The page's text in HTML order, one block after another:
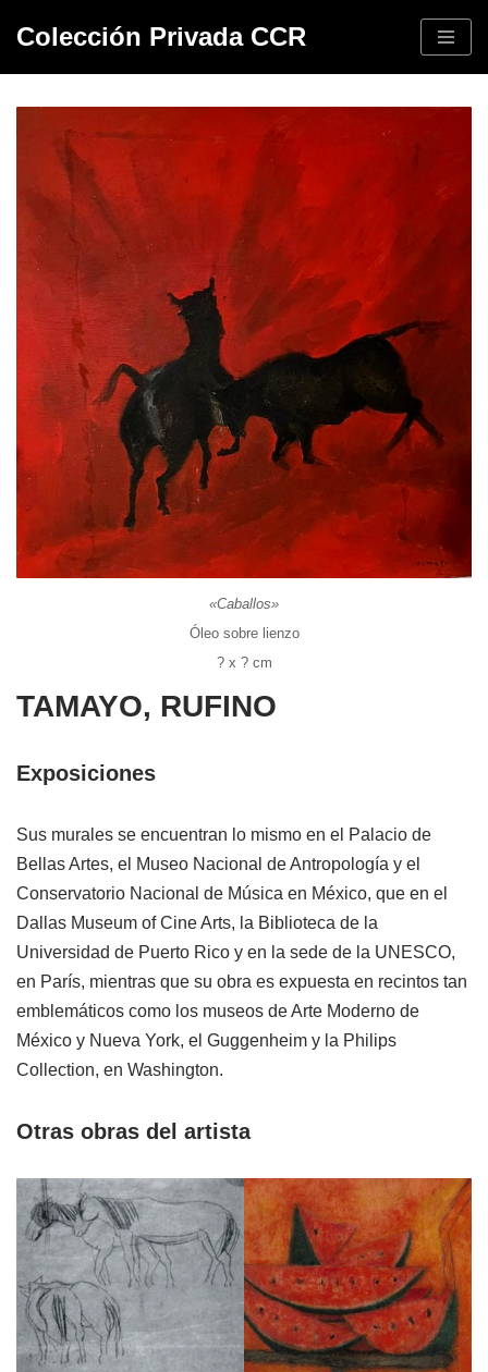
Colección Privada CCR
«Caballos»
Óleo sobre lienzo
? x ? cm
TAMAYO, RUFINO
Exposiciones
Sus murales se encuentran lo mismo en el Palacio de
Bellas Artes, el Museo Nacional de Antropología y el
Conservatorio Nacional de Música en México, que en el
Dallas Museum of Cine Arts, la Biblioteca de la
Universidad de Puerto Rico y en la sede de la UNESCO,
en París, mientras que su obra es expuesta en recintos tan
emblemáticos como los museos de Arte Moderno de
México y Nueva York, el Guggenheim y la Philips
Collection, en Washington.
Otras obras del artista